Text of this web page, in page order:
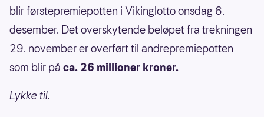
blir førstepremiepotten i Vikinglotto onsdag 6.
desember. Det overskytende beløpet fra trekningen
29. november er overført til andrepremiepotten
som blir på ca. 26 millioner kroner.
Lykke til.